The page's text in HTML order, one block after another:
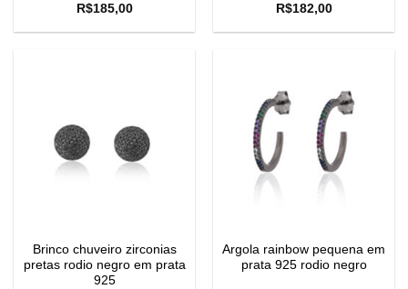
R$185,00
R$182,00
Brinco chuveiro zirconias
pretas rodio negro em prata
925
Argola rainbow pequena em
prata 925 rodio negro